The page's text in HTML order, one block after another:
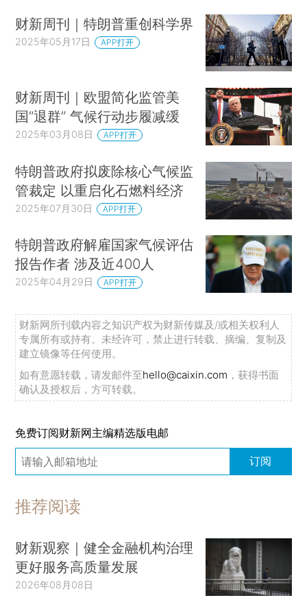
财新周刊｜特朗普重创科学界
2025年05月17日 APP打开
财新周刊｜欧盟简化监管美
国“退群” 气候行动步履减缓
2025年03月08日 APP打开
特朗普政府拟废除核心气候监
管裁定 以重启化石燃料经济
2025年07月30日 APP打开
特朗普政府解雇国家气候评估
报告作者 涉及近400人
2025年04月29日 APP打开
财新网所刊载内容之知识产权为财新传媒及/或相关权利人
专属所有或持有。未经许可，禁止进行转载、摘编、复制及
建立镜像等任何使用。
如有意愿转载，请发邮件至hello@caixin.com ，获得书面
确认及授权后，方可转载。
免费订阅财新网主编精选版电邮
订阅
推荐阅读
财新观察｜健全金融机构治理
更好服务高质量发展
2026年08月08日